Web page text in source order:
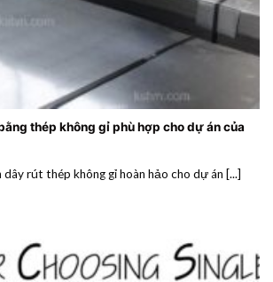
thép không gỉ phù hợp cho dự án của
rút thép không gỉ hoàn hảo cho dự án [...]